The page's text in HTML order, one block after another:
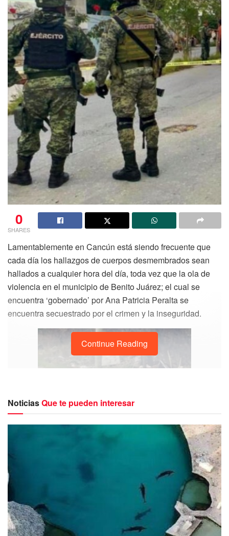
0
SHARES
Lamentablemente en Cancún está siendo frecuente que
cada día los hallazgos de cuerpos desmembrados sean
hallados a cualquier hora del día, toda vez que la ola de
violencia en el municipio de Benito Juárez; el cual se
encuentra ‘gobernado’ por Ana Patricia Peralta se
encuentra secuestrado por el crimen y la inseguridad.
Luego de que ayer por la noche fuera encontrado un
cuerpo desmembrado en una zona de monte localizada en
la Colonia irregular Cuna Maya, el hecho se repitió la tarde
de este martes 11 de abril.
Continue Reading
NoticiasQue te pueden interesar